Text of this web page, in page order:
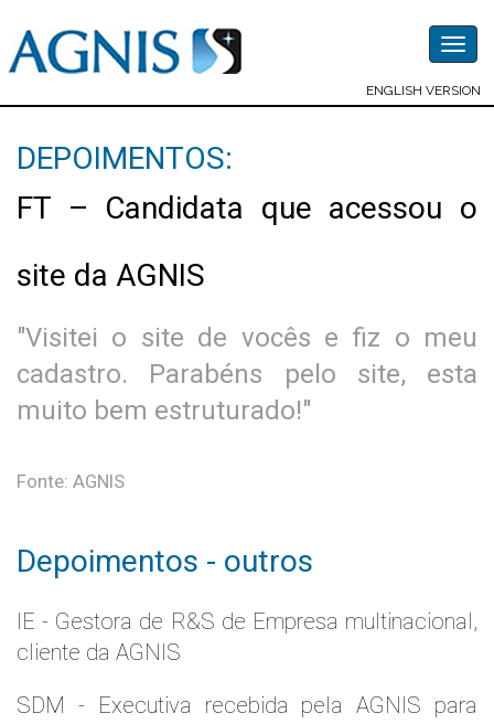
ENGLISH VERSION
DEPOIMENTOS:
FT – Candidata que acessou o
site da AGNIS
"Visitei o site de vocês e fiz o meu
cadastro. Parabéns pelo site, esta
muito bem estruturado!"
Fonte: AGNIS
Depoimentos - outros
IE - Gestora de R&S de Empresa multinacional,
cliente da AGNIS
SDM - Executiva recebida pela AGNIS para